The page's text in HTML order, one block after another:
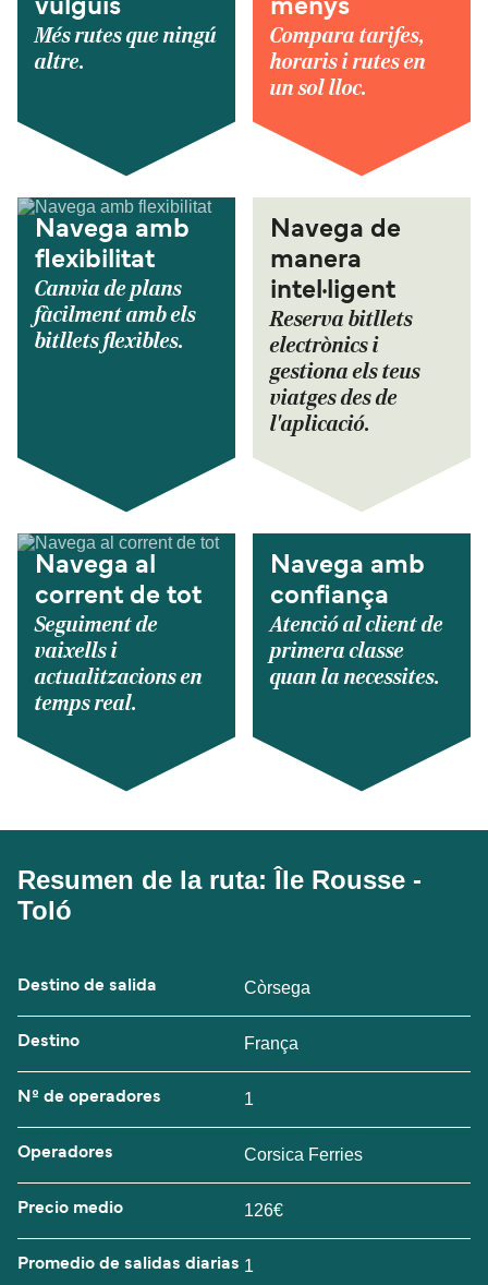
vulguis
Més rutes que ningú
altre.
menys
Compara tarifes,
horaris i rutes en
un sol lloc.
Navega amb
flexibilitat
Canvia de plans
fàcilment amb els
bitllets flexibles.
Navega de
manera
intel·ligent
Reserva bitllets
electrònics i
gestiona els teus
viatges des de
l'aplicació.
Navega al
corrent de tot
Seguiment de
vaixells i
actualitzacions en
temps real.
Navega amb
confiança
Atenció al client de
primera classe
quan la necessites.
Resumen de la ruta: Île Rousse -
Toló
Destino de salida Còrsega
Destino França
Nº de operadores 1
Operadores Corsica Ferries
Precio medio 126€
Promedio de salidas diarias 1